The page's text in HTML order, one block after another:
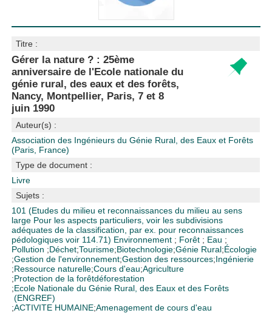
Titre :
Gérer la nature ? : 25ème
anniversaire de l'Ecole nationale du
génie rural, des eaux et des forêts,
Nancy, Montpellier, Paris, 7 et 8
juin 1990
Auteur(s) :
Association des Ingénieurs du Génie Rural, des Eaux et Forêts
(Paris, France)
Type de document :
Livre
Sujets :
101 (Etudes du milieu et reconnaissances du milieu au sens
large Pour les aspects particuliers, voir les subdivisions
adéquates de la classification, par ex. pour reconnaissances
pédologiques voir 114.71) Environnement ; Forêt ; Eau ;
Pollution ;Déchet;Tourisme;Biotechnologie;Génie Rural;Écologie
;Gestion de l'environnement;Gestion des ressources;Ingénierie
;Ressource naturelle;Cours d'eau;Agriculture
;Protection de la forêtdéforestation
;Ecole Nationale du Génie Rural, des Eaux et des Forêts
(ENGREF)
;ACTIVITE HUMAINE;Amenagement de cours d'eau